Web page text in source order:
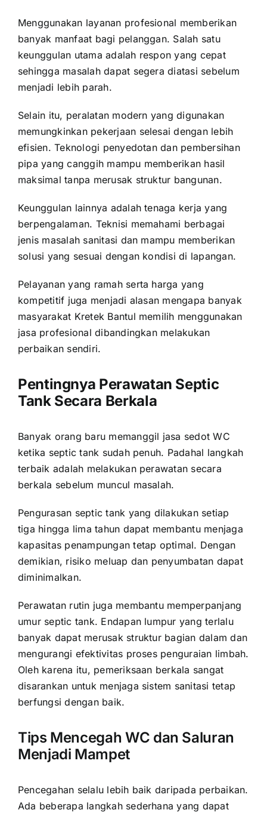
Menggunakan layanan profesional memberikan
banyak manfaat bagi pelanggan. Salah satu
keunggulan utama adalah respon yang cepat
sehingga masalah dapat segera diatasi sebelum
menjadi lebih parah.
Selain itu, peralatan modern yang digunakan
memungkinkan pekerjaan selesai dengan lebih
efisien. Teknologi penyedotan dan pembersihan
pipa yang canggih mampu memberikan hasil
maksimal tanpa merusak struktur bangunan.
Keunggulan lainnya adalah tenaga kerja yang
berpengalaman. Teknisi memahami berbagai
jenis masalah sanitasi dan mampu memberikan
solusi yang sesuai dengan kondisi di lapangan.
Pelayanan yang ramah serta harga yang
kompetitif juga menjadi alasan mengapa banyak
masyarakat Kretek Bantul memilih menggunakan
jasa profesional dibandingkan melakukan
perbaikan sendiri.
Pentingnya Perawatan Septic
Tank Secara Berkala
Banyak orang baru memanggil jasa sedot WC
ketika septic tank sudah penuh. Padahal langkah
terbaik adalah melakukan perawatan secara
berkala sebelum muncul masalah.
Pengurasan septic tank yang dilakukan setiap
tiga hingga lima tahun dapat membantu menjaga
kapasitas penampungan tetap optimal. Dengan
demikian, risiko meluap dan penyumbatan dapat
diminimalkan.
Perawatan rutin juga membantu memperpanjang
umur septic tank. Endapan lumpur yang terlalu
banyak dapat merusak struktur bagian dalam dan
mengurangi efektivitas proses penguraian limbah.
Oleh karena itu, pemeriksaan berkala sangat
disarankan untuk menjaga sistem sanitasi tetap
berfungsi dengan baik.
Tips Mencegah WC dan Saluran
Menjadi Mampet
Pencegahan selalu lebih baik daripada perbaikan.
Ada beberapa langkah sederhana yang dapat